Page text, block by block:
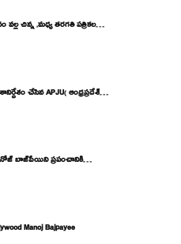
వల్ల చిన్న ,మధ్య తరగతి పత్రికల…
చేసిన APJU( ఆంధ్రప్రదేశ్…
బాజ్‌పేయిని ప్రపంచానికి…
Manoj Bajpayee